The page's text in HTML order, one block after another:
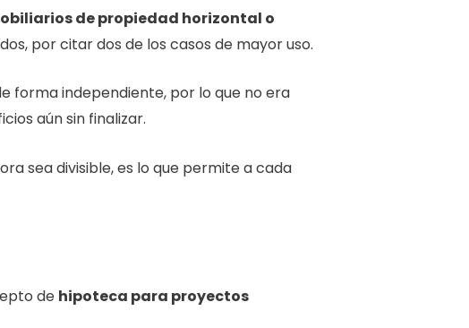
de propiedad horizontal o
por citar dos de los casos de mayor uso.
forma independiente, por lo que no era
aún sin finalizar.
sea divisible, es lo que permite a cada
de hipoteca para proyectos